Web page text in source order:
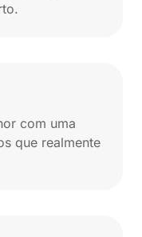
com uma
que realmente